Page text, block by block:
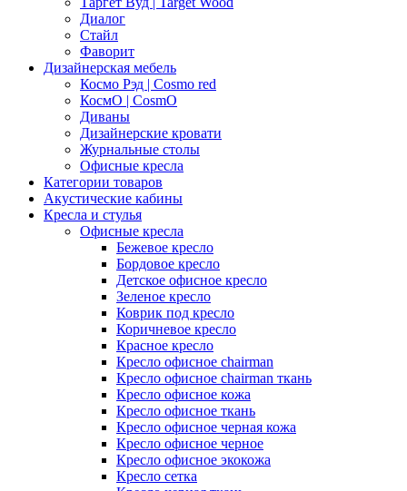
Диалог
Стайл
Фаворит
Дизайнерская мебель
Космо Рэд | Cosmo red
КосмО | CosmO
Диваны
Дизайнерские кровати
Журнальные столы
Офисные кресла
Категории товаров
Акустические кабины
Кресла и стулья
Офисные кресла
Бежевое кресло
Бордовое кресло
Детское офисное кресло
Зеленое кресло
Коврик под кресло
Коричневое кресло
Красное кресло
Кресло офисное chairman
Кресло офисное chairman ткань
Кресло офисное кожа
Кресло офисное ткань
Кресло офисное черная кожа
Кресло офисное черное
Кресло офисное экокожа
Кресло сетка